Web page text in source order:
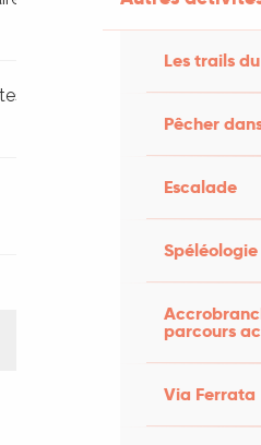
Les trails
Pêcher
Escalade
Spéléologie
parcours
Via Ferrata